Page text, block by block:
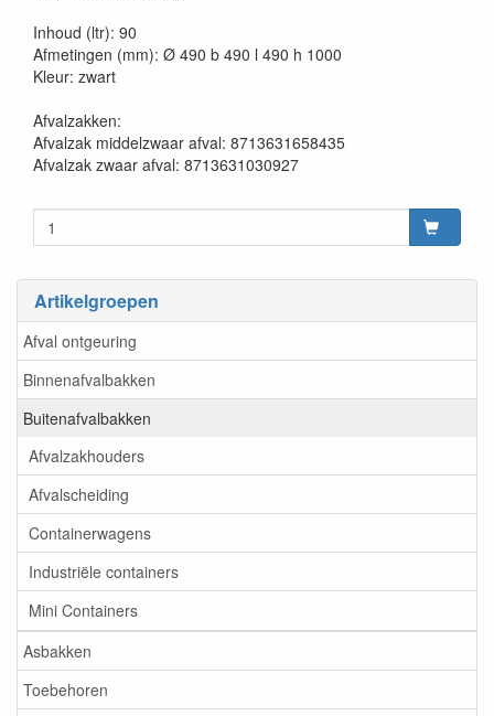
Artikelgroepen
Afval ontgeuring
Binnenafvalbakken
Buitenafvalbakken
Afvalzakhouders
Afvalscheiding
Containerwagens
Industriële containers
Mini Containers
Asbakken
Toebehoren
Inhoud (ltr): 90
Afmetingen (mm): Ø 490 b 490 l 490 h 1000
Kleur: zwart
Afvalzakken:
Afvalzak middelzwaar afval: 8713631658435
Afvalzak zwaar afval: 8713631030927